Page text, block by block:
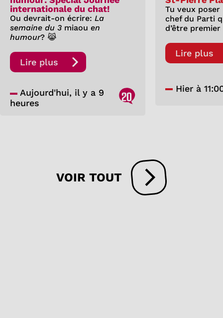
internationale du chat!
Ou devrait-on écrire: La
semaine du 3 miaou en
humour? 😹
Lire plus
Aujourd'hui, il y a 9
heures
20
Tu veux
chef du Parti
d’être
Lire plus
Hier à
VOIR TOUT